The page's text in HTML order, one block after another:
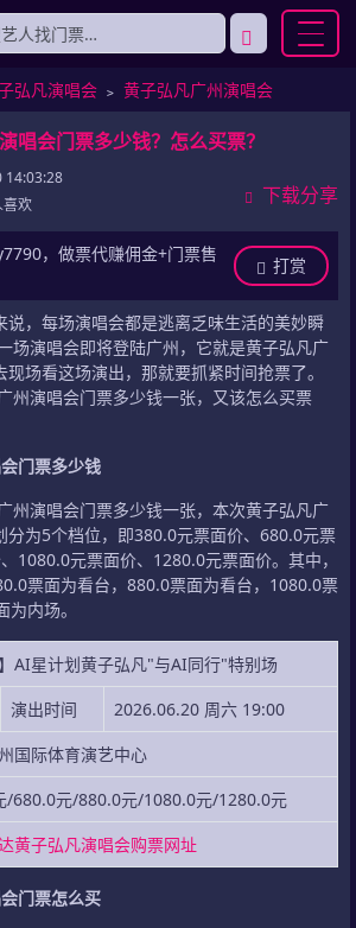
弘凡演唱会 ﹥ 黄子弘凡广州演唱会
唱会门票多少钱？怎么买票？
14:03:28
欢 下载分享
，做票代赚佣金+门票售
打赏
说，每场演唱会都是逃离乏味生活的美妙瞬
场演唱会即将登陆广州，它就是黄子弘凡广
场看这场演出，那就要抓紧时间抢票了。
州演唱会门票多少钱一张，又该怎么买票
门票多少钱
州演唱会门票多少钱一张，本次黄子弘凡广
分为5个档位，即380.0元票面价、680.0元票
1080.0元票面价、1280.0元票面价。其中，
票面为看台，880.0票面为看台，1080.0票
内场。
】AI星计划黄子弘凡"与AI同行"特别场
演出时间
2026.06.20 周六 19:00
国际体育演艺中心
/680.0元/880.0元/1080.0元/1280.0元
黄子弘凡演唱会购票网址
门票怎么买